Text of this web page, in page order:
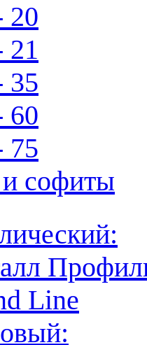
20
21
35
60
75
софиты
Line